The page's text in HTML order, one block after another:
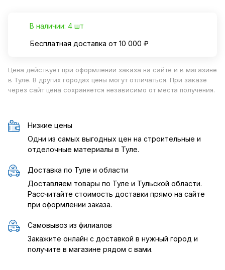
В наличии: 4 шт
Бесплатная доставка от 10 000 ₽
Цена действует при оформлении заказа на сайте и в магазине
в Туле. В других городах цены могут отличаться. При заказе
через сайт цена сохраняется независимо от места получения.
Низкие цены
Одни из самых выгодных цен на строительные и
отделочные материалы в Туле.
Доставка по Туле и области
Доставляем товары по Туле и Тульской области.
Рассчитайте стоимость доставки прямо на сайте
при оформлении заказа.
Самовывоз из филиалов
Закажите онлайн с доставкой в нужный город и
получите в магазине рядом с вами.